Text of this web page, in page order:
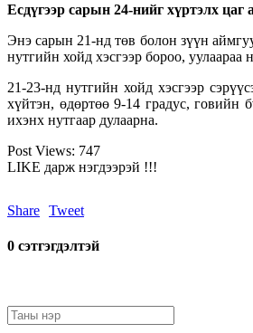
Есдүгээр сарын 24-нийг хүртэлх
Энэ сарын 21-нд төв болон зүүн
нутгийн хойд хэсгээр бороо,
21-23-нд нутгийн хойд хэсгээр
хүйтэн, өдөртөө 9-14 градус, говийн
ихэнх нутгаар дулаарна.
Post Views: 747
LIKE дарж нэгдээрэй !!!
Share Tweet
0 cэтгэгдэлтэй